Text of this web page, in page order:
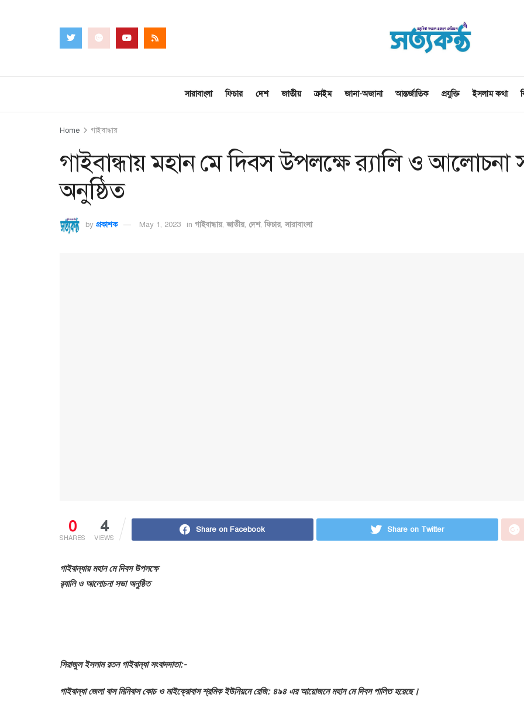
সারাবাংলা ফিচার দেশ জাতীয় ক্রাইম জানা-অজানা আন্তর্জাতিক প্রযুক্তি ইসলাম কথা
Home গাইবান্ধায়
গাইবান্ধায় মহান মে দিবস উপলক্ষে র‍্যালি ও আলোচনা
অনুষ্ঠিত
by প্রকাশক May 1, 2023 in গাইবান্ধায়,জাতীয়, দেশ,ফিচার,সারাবাংলা
0
SHARES
4
VIEWS
Share on Facebook Share on Twitter
গাইবান্ধায় মহান মে দিবস উপলক্ষে
র‍্যালি ও আলোচনা সভা অনুষ্ঠিত
সিরাজুল ইসলাম রতন গাইবান্ধা সংবাদদাতা:-
গাইবান্ধা জেলা বাস মিনিবাস কোচ ও মাইক্রোবাস শ্রমিক ইউনিয়নে রেজি: ৪৯৪ এর আয়োজনে মহান মে দিবস পালিত হয়েছে।